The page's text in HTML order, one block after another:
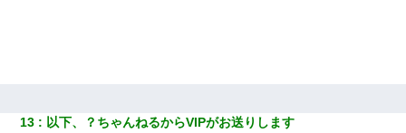
13 以下、？ちゃんねるからVIPがお送りします